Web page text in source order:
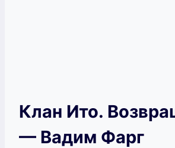
Клан Ито.
— Вадим Фарг